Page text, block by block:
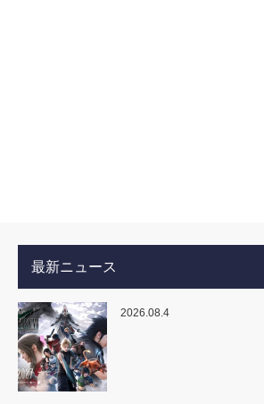
最新ニュース
2026.08.4